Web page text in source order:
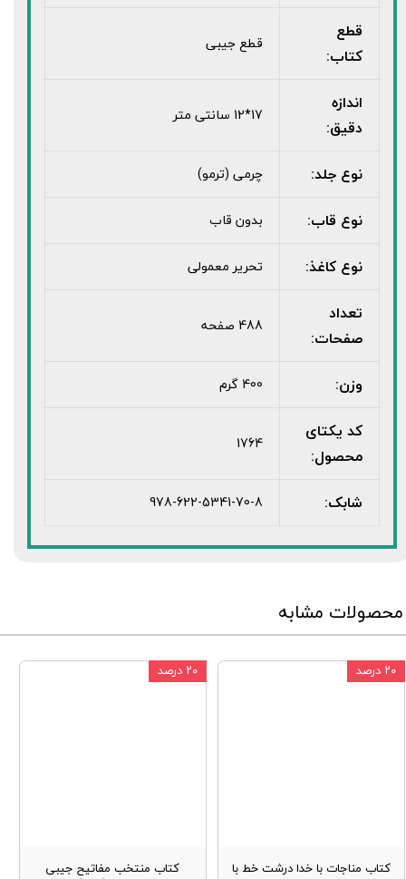
قطع
کتاب:
قطع جیبی
اندازه
دقیق:
17*12 سانتی متر
نوع جلد: چرمی (ترمو)
نوع قاب: بدون قاب
نوع کاغذ: تحریر معمولی
تعداد
صفحات:
488 صفحه
وزن: 400 گرم
کد یکتای
محصول:
1764
شابک: 978-622-5341-70-8
محصولات مشابه
کتاب مناجات با خدا درشت خط با
۲۰ درصد
کتاب منتخب مفاتیح جیبی
۲۰ درصد